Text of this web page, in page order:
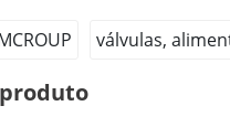
válvulas,